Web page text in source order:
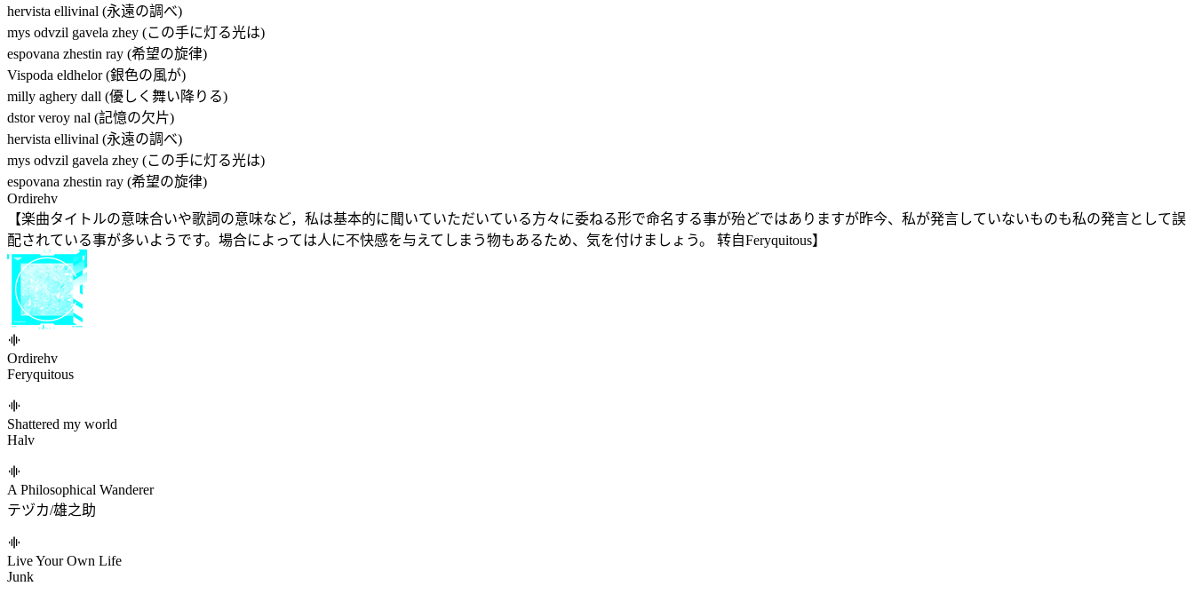
hervista ellivinal (永遠の調べ)
mys odvzil gavela zhey (この手に灯る光は)
espovana zhestin ray (希望の旋律)
Vispoda eldhelor (銀色の風が)
milly aghery dall (優しく舞い降りる)
dstor veroy nal (記憶の欠片)
hervista ellivinal (永遠の調べ)
mys odvzil gavela zhey (この手に灯る光は)
espovana zhestin ray (希望の旋律)
Ordirehv
【楽曲タイトルの意味合いや歌詞の意味など，私は基本的に聞いていただいている方々に委ねる形で命名する事が殆どではありますが昨今、私が発言していないものも私の発言として誤
配されている事が多いようです。場合によっては人に不快感を与えてしまう物もあるため、気を付けましょう。 转自Feryquitous】
Ordirehv
Feryquitous
Shattered my world
Halv
A Philosophical Wanderer
テヅカ/雄之助
Live Your Own Life
Junk